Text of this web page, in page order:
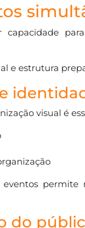
capacidade
e estrutura
visual é
do